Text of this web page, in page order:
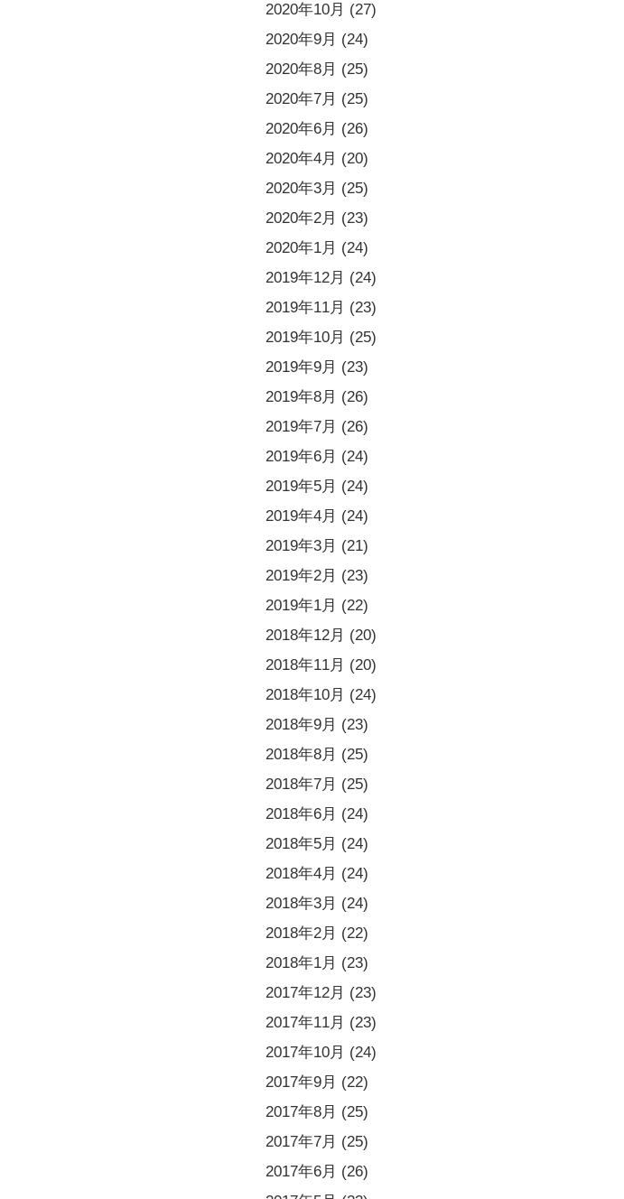
2020年10月 (27)
2020年9月 (24)
2020年8月 (25)
2020年7月 (25)
2020年6月 (26)
2020年4月 (20)
2020年3月 (25)
2020年2月 (23)
2020年1月 (24)
2019年12月 (24)
2019年11月 (23)
2019年10月 (25)
2019年9月 (23)
2019年8月 (26)
2019年7月 (26)
2019年6月 (24)
2019年5月 (24)
2019年4月 (24)
2019年3月 (21)
2019年2月 (23)
2019年1月 (22)
2018年12月 (20)
2018年11月 (20)
2018年10月 (24)
2018年9月 (23)
2018年8月 (25)
2018年7月 (25)
2018年6月 (24)
2018年5月 (24)
2018年4月 (24)
2018年3月 (24)
2018年2月 (22)
2018年1月 (23)
2017年12月 (23)
2017年11月 (23)
2017年10月 (24)
2017年9月 (22)
2017年8月 (25)
2017年7月 (25)
2017年6月 (26)